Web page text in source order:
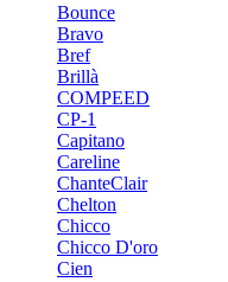
Bounce
Bravo
Bref
Brillà
COMPEED
CP-1
Capitano
Careline
ChanteСlair
Chelton
Chicco
Chicco D'oro
Cien